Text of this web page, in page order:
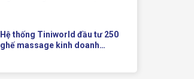
Hệ thống Tiniworld đầu tư 250
ghế massage kinh doanh